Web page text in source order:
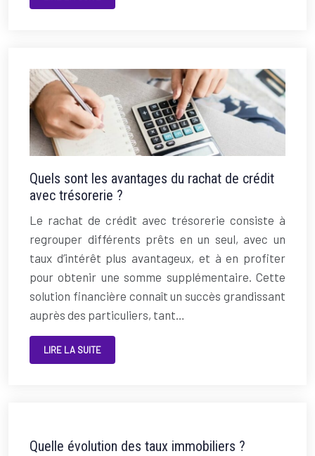
Quels sont les avantages du rachat de crédit
avec trésorerie ?
Le rachat de crédit avec trésorerie consiste à
regrouper différents prêts en un seul, avec un
taux d’intérêt plus avantageux, et à en profiter
pour obtenir une somme supplémentaire. Cette
solution financière connaît un succès grandissant
auprès des particuliers, tant…
LIRE LA SUITE
Quelle évolution des taux immobiliers ?